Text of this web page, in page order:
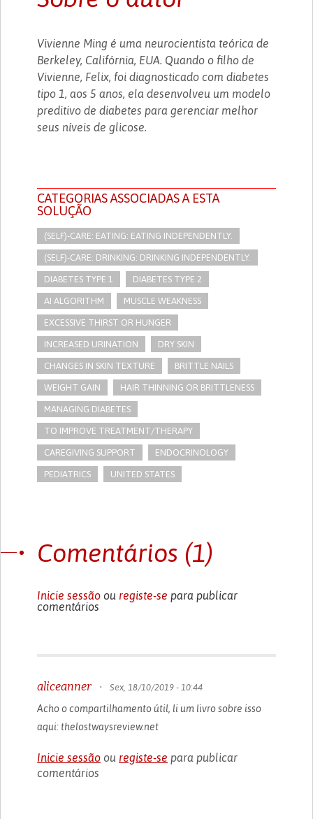
Vivienne Ming é uma neurocientista teórica de
Berkeley, Califórnia, EUA. Quando o filho de
Vivienne, Felix, foi diagnosticado com diabetes
tipo 1, aos 5 anos, ela desenvolveu um modelo
preditivo de diabetes para gerenciar melhor
seus níveis de glicose.
CATEGORIAS ASSOCIADAS A ESTA
SOLUÇÃO
(SELF)-CARE: EATING: EATING INDEPENDENTLY.
(SELF)-CARE: DRINKING: DRINKING INDEPENDENTLY.
DIABETES TYPE 1 DIABETES TYPE 2
AI ALGORITHM MUSCLE WEAKNESS
EXCESSIVE THIRST OR HUNGER
INCREASED URINATION DRY SKIN
CHANGES IN SKIN TEXTURE BRITTLE NAILS
WEIGHT GAIN HAIR THINNING OR BRITTLENESS
MANAGING DIABETES
TO IMPROVE TREATMENT/THERAPY
CAREGIVING SUPPORT ENDOCRINOLOGY
PEDIATRICS UNITED STATES
Comentários (1)
Inicie sessão ou registe-se para publicar
comentários
aliceanner • Sex, 18/10/2019 - 10:44
Acho o compartilhamento útil, li um livro sobre isso
aqui: thelostwaysreview.net
Inicie sessão ou registe-se para publicar
comentários